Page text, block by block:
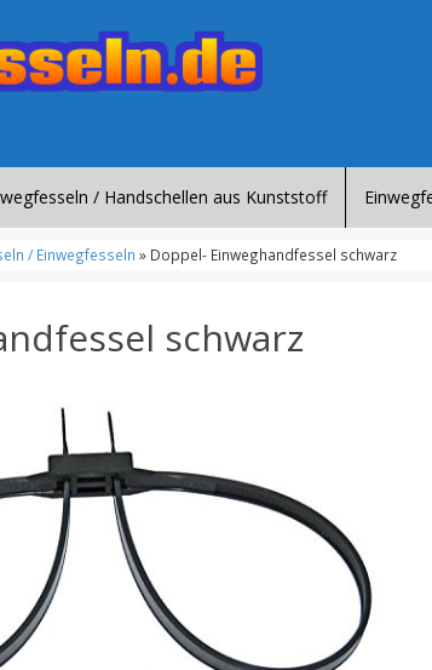
/ Handschellen aus Kunststoff
/ Einwegfesseln » Doppel- Einweghandfessel schwarz
schwarz